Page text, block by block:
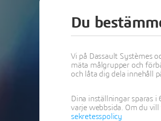
Du
Vi på Dassault Systèmes
mäta målgrupper och
och låta dig dela innehåll
Dina inställningar sparas
varje webbsida. Om du
sekretesspolicy